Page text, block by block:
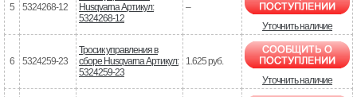
5 5324268-12
Husqvarna Артикул:
5324268-12
–
Уточнить наличие
6 5324259-23
Тросик управления в
сборе Husqvarna Артикул:
5324259-23
1.625 руб.
Уточнить наличие